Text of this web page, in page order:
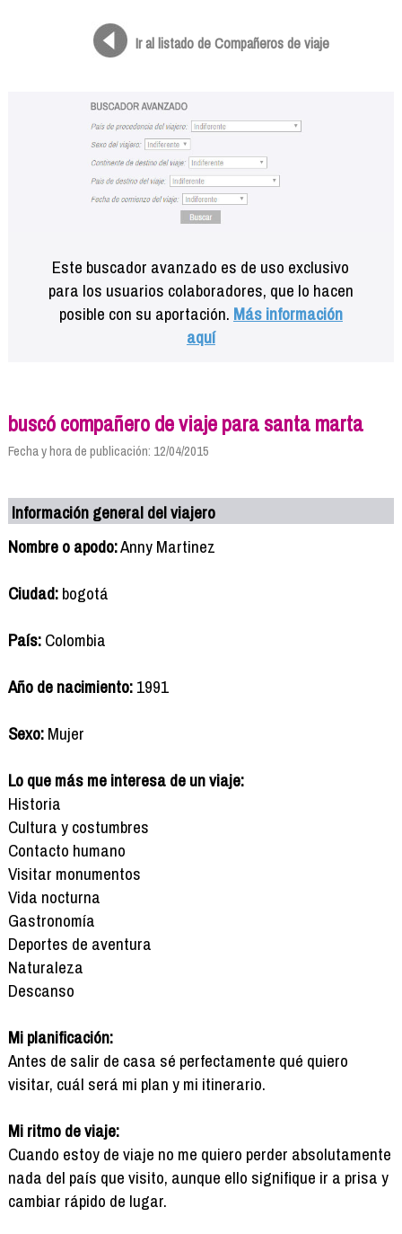
Ir al listado de Compañeros de viaje
Este buscador avanzado es de uso exclusivo
para los usuarios colaboradores, que lo hacen
posible con su aportación. Más información
aquí
buscó compañero de viaje para santa marta
Fecha y hora de publicación: 12/04/2015
Información general del viajero
Nombre o apodo:Anny Martinez
Ciudad:bogotá
País:Colombia
Año de nacimiento:1991
Sexo:Mujer
Lo que más me interesa de un viaje:
Historia
Cultura y costumbres
Contacto humano
Visitar monumentos
Vida nocturna
Gastronomía
Deportes de aventura
Naturaleza
Descanso
Mi planificación:
Antes de salir de casa sé perfectamente qué quiero
visitar, cuál será mi plan y mi itinerario.
Mi ritmo de viaje:
Cuando estoy de viaje no me quiero perder absolutamente
nada del país que visito, aunque ello signifique ir a prisa y
cambiar rápido de lugar.